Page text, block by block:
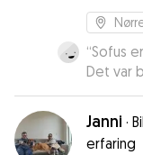
“Sofus
Det var
og hun
kan
Janni ·
erfaring